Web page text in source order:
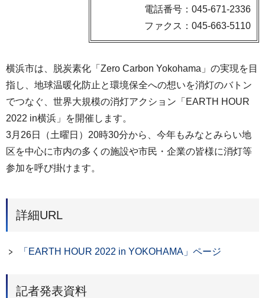
電話番号：045-671-2336
ファクス：045-663-5110
横浜市は、脱炭素化「Zero Carbon Yokohama」の実現を目
指し、地球温暖化防止と環境保全への想いを消灯のバトン
でつなぐ、世界大規模の消灯アクション「EARTH HOUR
2022 in横浜」を開催します。
3月26日（土曜日）20時30分から、今年もみなとみらい地
区を中心に市内の多くの施設や市民・企業の皆様に消灯等
参加を呼び掛けます。
詳細URL
「EARTH HOUR 2022 in YOKOHAMA」ページ
記者発表資料